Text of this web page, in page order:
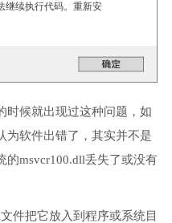
继续执行代码。重新安
时候就出现过这种问题，如
为软件出错了，其实并不是
的msvcr100.dll丢失了或没有
件把它放入到程序或系统目